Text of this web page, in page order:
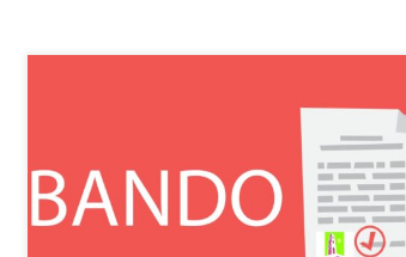
una subvención excepcional de la Diputación
Provincial de Córdoba para la conservación y
mantenimiento de los centros educativos
públicos de la provincia de Córdoba, para la
ejecución del proyecto denominado “La
reparación de urbanización y pistas deportivas